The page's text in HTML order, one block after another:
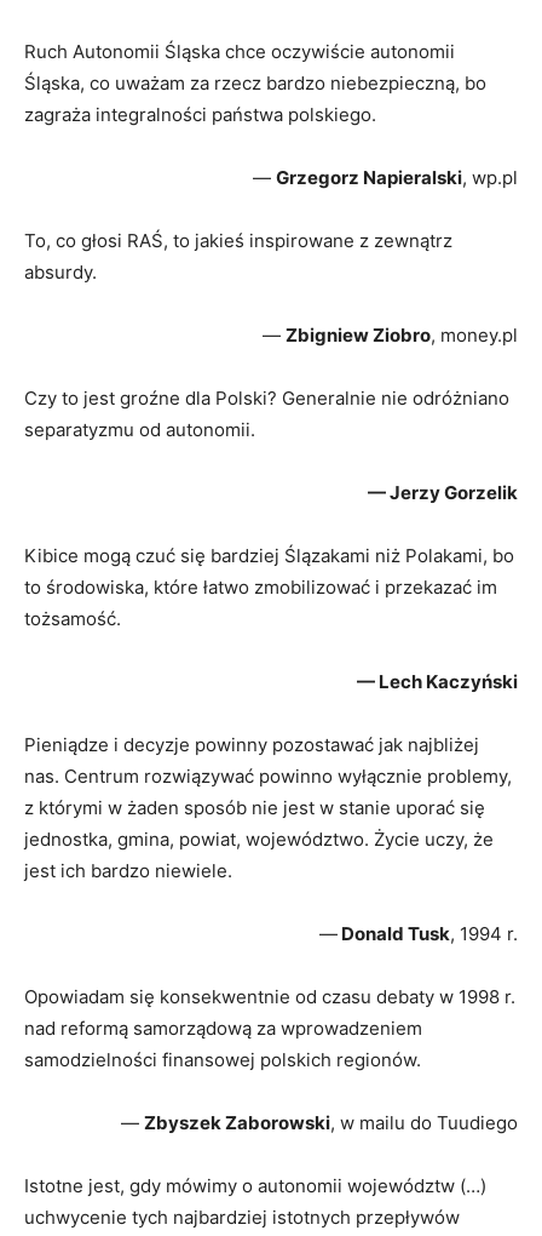
Ruch Autonomii Śląska chce oczywiście autonomii
Śląska, co uważam za rzecz bardzo niebezpieczną, bo
zagraża integralności państwa polskiego.
— Grzegorz Napieralski, wp.pl
To, co głosi RAŚ, to jakieś inspirowane z zewnątrz
absurdy.
— Zbigniew Ziobro, money.pl
Czy to jest groźne dla Polski? Generalnie nie odróżniano
separatyzmu od autonomii.
— Jerzy Gorzelik
Kibice mogą czuć się bardziej Ślązakami niż Polakami, bo
to środowiska, które łatwo zmobilizować i przekazać im
tożsamość.
— Lech Kaczyński
Pieniądze i decyzje powinny pozostawać jak najbliżej
nas. Centrum rozwiązywać powinno wyłącznie problemy,
z którymi w żaden sposób nie jest w stanie uporać się
jednostka, gmina, powiat, województwo. Życie uczy, że
jest ich bardzo niewiele.
— Donald Tusk, 1994 r.
Opowiadam się konsekwentnie od czasu debaty w 1998 r.
nad reformą samorządową za wprowadzeniem
samodzielności finansowej polskich regionów.
— Zbyszek Zaborowski, w mailu do Tuudiego
Istotne jest, gdy mówimy o autonomii województw (…)
uchwycenie tych najbardziej istotnych przepływów